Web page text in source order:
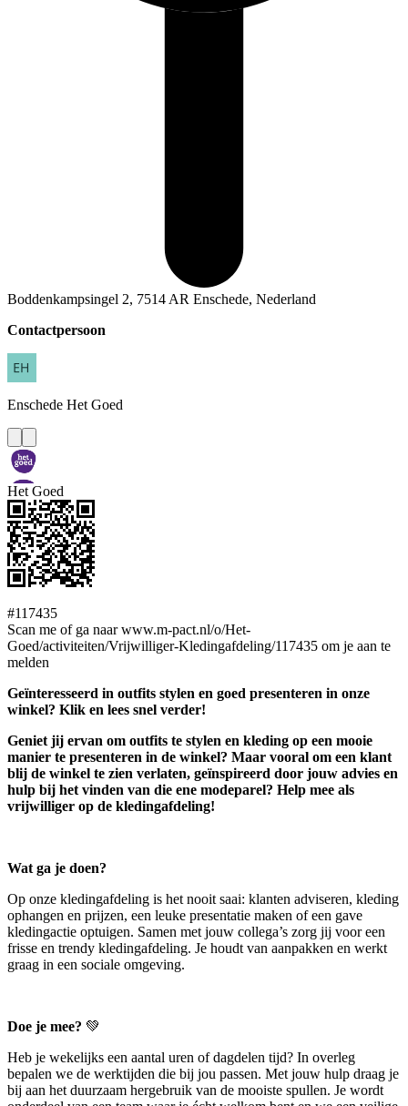
Boddenkampsingel 2, 7514 AR Enschede, Nederland
Contactpersoon
Enschede Het Goed
Het Goed
#117435
Scan me of ga naar www.m-pact.nl/o/Het-
Goed/activiteiten/Vrijwilliger-Kledingafdeling/117435 om je aan te
melden
Geïnteresseerd in outfits stylen en goed presenteren in onze
winkel? Klik en lees snel verder!
Geniet jij ervan om outfits te stylen en kleding op een mooie
manier te presenteren in de winkel? Maar vooral om een klant
blij de winkel te zien verlaten, geïnspireerd door jouw advies en
hulp bij het vinden van die ene modeparel? Help mee als
vrijwilliger op de kledingafdeling!
Wat ga je doen?
Op onze kledingafdeling is het nooit saai: klanten adviseren, kleding
ophangen en prijzen, een leuke presentatie maken of een gave
kledingactie optuigen. Samen met jouw collega’s zorg jij voor een
frisse en trendy kledingafdeling. Je houdt van aanpakken en werkt
graag in een sociale omgeving.
Doe je mee? 💚
Heb je wekelijks een aantal uren of dagdelen tijd? In overleg
bepalen we de werktijden die bij jou passen. Met jouw hulp draag je
bij aan het duurzaam hergebruik van de mooiste spullen. Je wordt